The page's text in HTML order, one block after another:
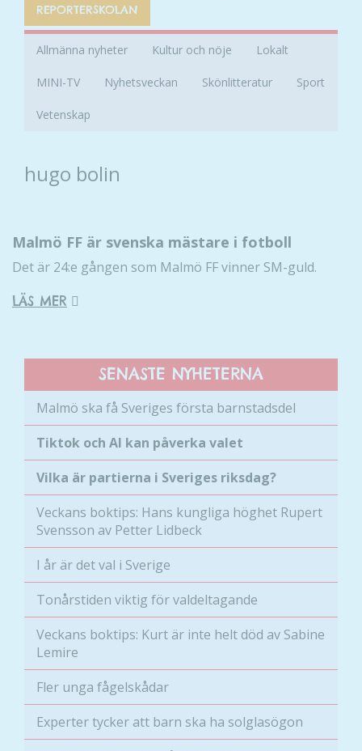
REPORTERSKOLAN
Allmänna nyheter Kultur och nöje Lokalt
MINI-TV Nyhetsveckan Skönlitteratur Sport
Vetenskap
hugo bolin
Malmö FF är svenska mästare i fotboll
Det är 24:e gången som Malmö FF vinner SM-guld.
LÄS MER
SENASTE NYHETERNA
Malmö ska få Sveriges första barnstadsdel
Tiktok och AI kan påverka valet
Vilka är partierna i Sveriges riksdag?
Veckans boktips: Hans kungliga höghet Rupert
Svensson av Petter Lidbeck
I år är det val i Sverige
Tonårstiden viktig för valdeltagande
Veckans boktips: Kurt är inte helt död av Sabine
Lemire
Fler unga fågelskådar
Experter tycker att barn ska ha solglasögon